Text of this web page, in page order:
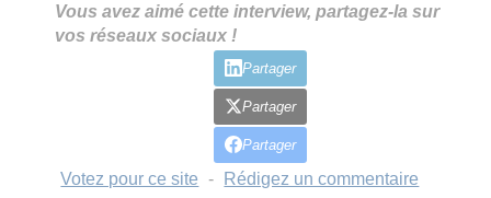
Vous avez aimé cette interview, partagez-la sur
vos réseaux sociaux !
Partager
Partager
Partager
Votez pour ce site -
Rédigez un commentaire